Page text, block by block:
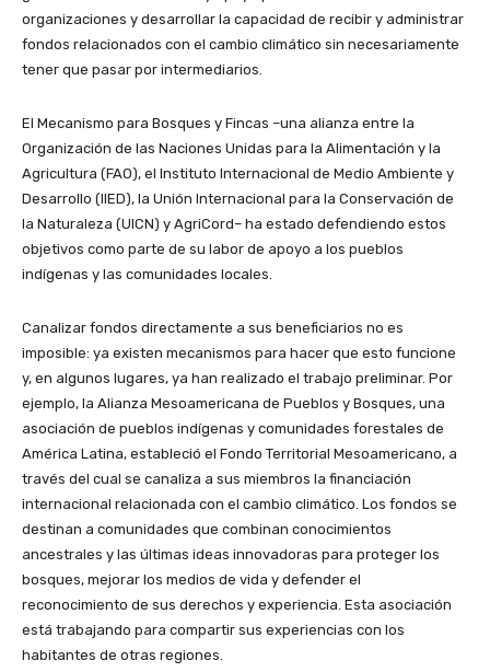
organizaciones y desarrollar la capacidad de recibir y administrar
fondos relacionados con el cambio climático sin necesariamente
tener que pasar por intermediarios.
El Mecanismo para Bosques y Fincas –una alianza entre la
Organización de las Naciones Unidas para la Alimentación y la
Agricultura (FAO), el Instituto Internacional de Medio Ambiente y
Desarrollo (IIED), la Unión Internacional para la Conservación de
la Naturaleza (UICN) y AgriCord– ha estado defendiendo estos
objetivos como parte de su labor de apoyo a los pueblos
indígenas y las comunidades locales.
Canalizar fondos directamente a sus beneficiarios no es
imposible: ya existen mecanismos para hacer que esto funcione
y, en algunos lugares, ya han realizado el trabajo preliminar. Por
ejemplo, la Alianza Mesoamericana de Pueblos y Bosques, una
asociación de pueblos indígenas y comunidades forestales de
América Latina, estableció el Fondo Territorial Mesoamericano, a
través del cual se canaliza a sus miembros la financiación
internacional relacionada con el cambio climático. Los fondos se
destinan a comunidades que combinan conocimientos
ancestrales y las últimas ideas innovadoras para proteger los
bosques, mejorar los medios de vida y defender el
reconocimiento de sus derechos y experiencia. Esta asociación
está trabajando para compartir sus experiencias con los
habitantes de otras regiones.